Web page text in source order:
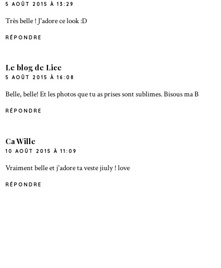
5 AOÛT 2015 À 13:29
Très belle ! J'adore ce look :D
RÉPONDRE
Le blog de Lice
5 AOÛT 2015 À 16:08
Belle, belle! Et les photos que tu as prises sont sublimes. Bisous ma B
RÉPONDRE
Ca Wille
10 AOÛT 2015 À 11:09
Vraiment belle et j'adore ta veste jiuly ! love
RÉPONDRE